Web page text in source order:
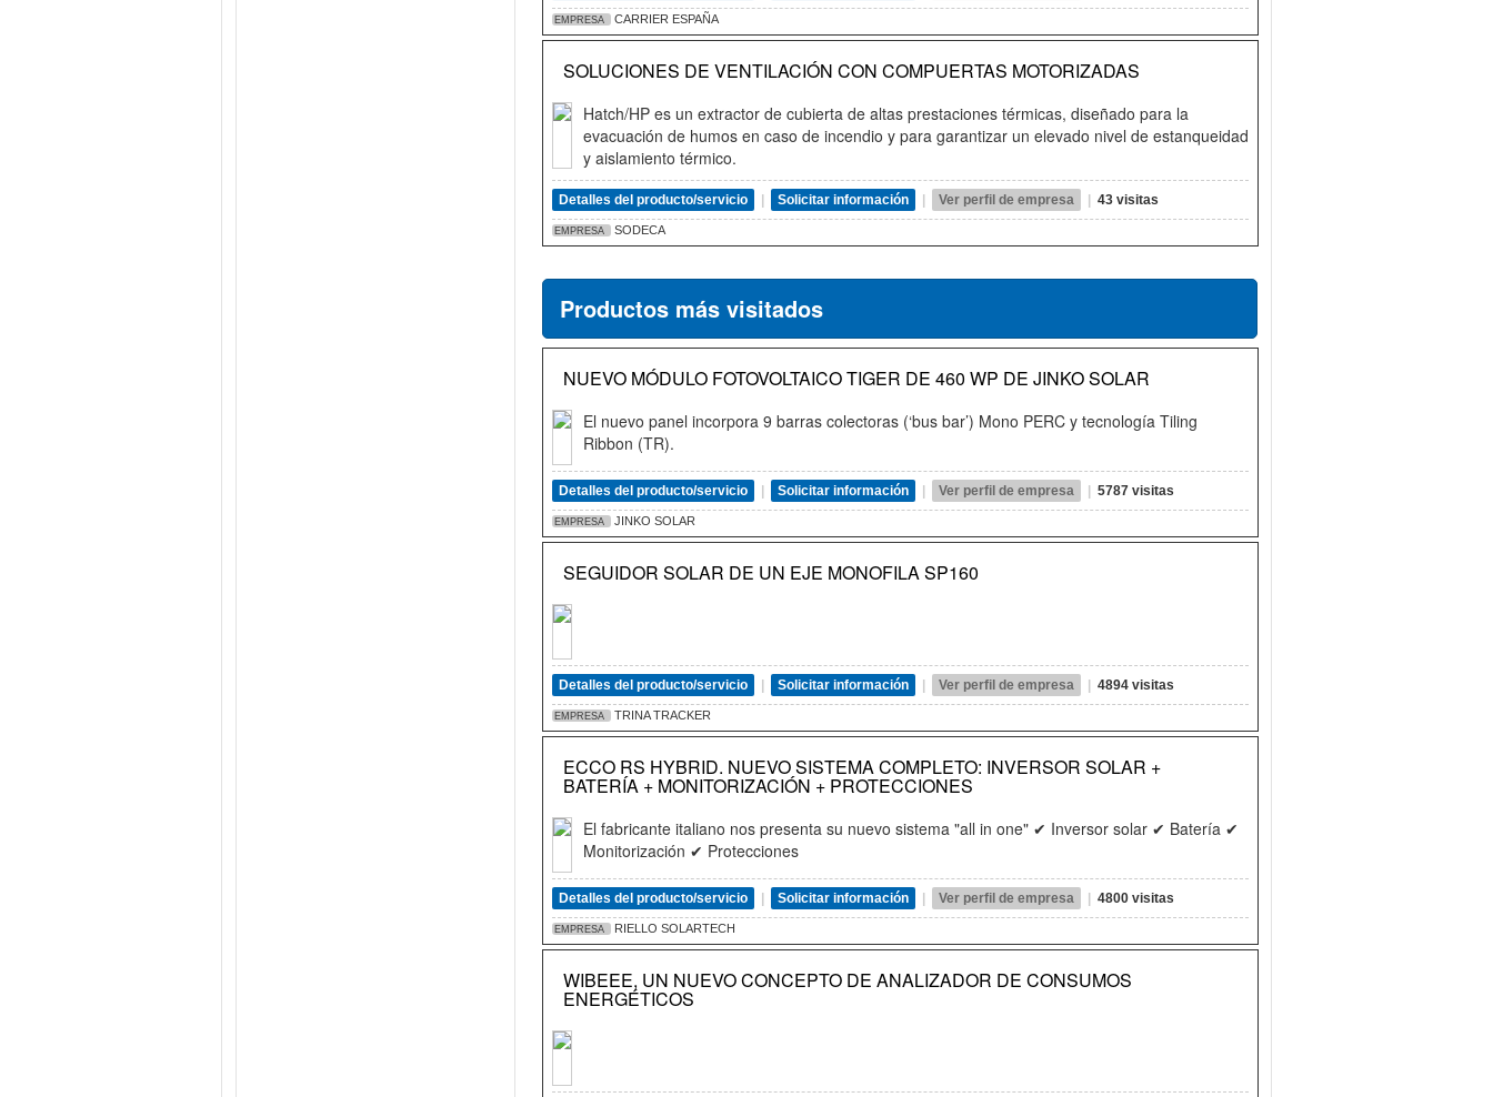
EMPRESA CARRIER ESPAÑA
SOLUCIONES DE VENTILACIÓN CON COMPUERTAS MOTORIZADAS
Hatch/HP es un extractor de cubierta de altas prestaciones térmicas, diseñado para la
evacuación de humos en caso de incendio y para garantizar un elevado nivel de estanqueidad
y aislamiento térmico.
Detalles del producto/servicio Solicitar información Ver perfil de empresa 43 visitas
EMPRESA SODECA
Productos más visitados
NUEVO MÓDULO FOTOVOLTAICO TIGER DE 460 WP DE JINKO SOLAR
El nuevo panel incorpora 9 barras colectoras (‘bus bar’) Mono PERC y tecnología Tiling
Ribbon (TR).
Detalles del producto/servicio Solicitar información Ver perfil de empresa 5787 visitas
EMPRESA JINKO SOLAR
SEGUIDOR SOLAR DE UN EJE MONOFILA SP160
Detalles del producto/servicio Solicitar información Ver perfil de empresa 4894 visitas
EMPRESA TRINA TRACKER
ECCO RS HYBRID. NUEVO SISTEMA COMPLETO: INVERSOR SOLAR +
BATERÍA + MONITORIZACIÓN + PROTECCIONES
El fabricante italiano nos presenta su nuevo sistema "all in one" ✔ Inversor solar ✔ Batería ✔
Monitorización ✔ Protecciones
Detalles del producto/servicio Solicitar información Ver perfil de empresa 4800 visitas
EMPRESA RIELLO SOLARTECH
WIBEEE, UN NUEVO CONCEPTO DE ANALIZADOR DE CONSUMOS
ENERGÉTICOS